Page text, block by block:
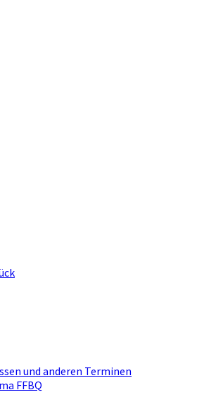
und anderen Terminen
FFBQ